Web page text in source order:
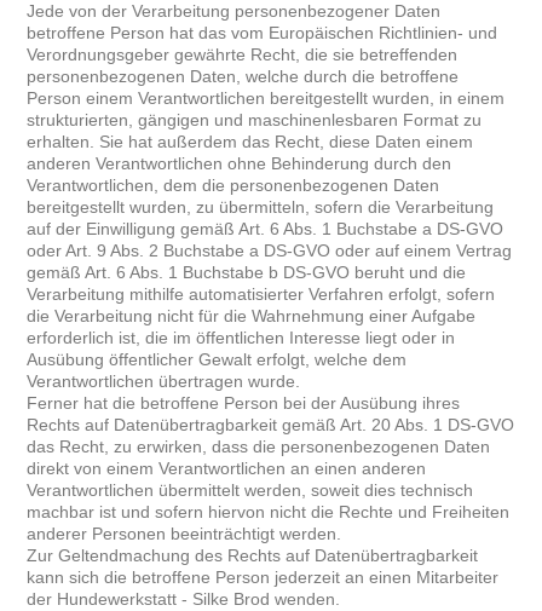
Jede von der Verarbeitung personenbezogener Daten
betroffene Person hat das vom Europäischen Richtlinien- und
Verordnungsgeber gewährte Recht, die sie betreffenden
personenbezogenen Daten, welche durch die betroffene
Person einem Verantwortlichen bereitgestellt wurden, in einem
strukturierten, gängigen und maschinenlesbaren Format zu
erhalten. Sie hat außerdem das Recht, diese Daten einem
anderen Verantwortlichen ohne Behinderung durch den
Verantwortlichen, dem die personenbezogenen Daten
bereitgestellt wurden, zu übermitteln, sofern die Verarbeitung
auf der Einwilligung gemäß Art. 6 Abs. 1 Buchstabe a DS-GVO
oder Art. 9 Abs. 2 Buchstabe a DS-GVO oder auf einem Vertrag
gemäß Art. 6 Abs. 1 Buchstabe b DS-GVO beruht und die
Verarbeitung mithilfe automatisierter Verfahren erfolgt, sofern
die Verarbeitung nicht für die Wahrnehmung einer Aufgabe
erforderlich ist, die im öffentlichen Interesse liegt oder in
Ausübung öffentlicher Gewalt erfolgt, welche dem
Verantwortlichen übertragen wurde.
Ferner hat die betroffene Person bei der Ausübung ihres
Rechts auf Datenübertragbarkeit gemäß Art. 20 Abs. 1 DS-GVO
das Recht, zu erwirken, dass die personenbezogenen Daten
direkt von einem Verantwortlichen an einen anderen
Verantwortlichen übermittelt werden, soweit dies technisch
machbar ist und sofern hiervon nicht die Rechte und Freiheiten
anderer Personen beeinträchtigt werden.
Zur Geltendmachung des Rechts auf Datenübertragbarkeit
kann sich die betroffene Person jederzeit an einen Mitarbeiter
der Hundewerkstatt - Silke Brod wenden.